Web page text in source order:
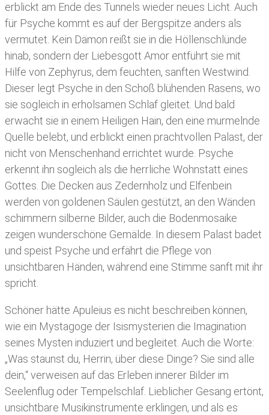
erblickt am Ende des Tunnels wieder neues Licht. Auch
für Psyche kommt es auf der Bergspitze anders als
vermutet. Kein Dämon reißt sie in die Höllenschlünde
hinab, sondern der Liebesgott Amor entführt sie mit
Hilfe von Zephyrus, dem feuchten, sanften Westwind.
Dieser legt Psyche in den Schoß blühenden Rasens, wo
sie sogleich in erholsamen Schlaf gleitet. Und bald
erwacht sie in einem Heiligen Hain, den eine murmelnde
Quelle belebt, und erblickt einen prachtvollen Palast, der
nicht von Menschenhand errichtet wurde. Psyche
erkennt ihn sogleich als die herrliche Wohnstatt eines
Gottes. Die Decken aus Zedernholz und Elfenbein
werden von goldenen Säulen gestützt, an den Wänden
schimmern silberne Bilder, auch die Bodenmosaike
zeigen wunderschöne Gemälde. In diesem Palast badet
und speist Psyche und erfährt die Pflege von
unsichtbaren Händen, während eine Stimme sanft mit ihr
spricht.
Schöner hätte Apuleius es nicht beschreiben können,
wie ein Mystagoge der Isismysterien die Imagination
seines Mysten induziert und begleitet. Auch die Worte:
„Was staunst du, Herrin, über diese Dinge? Sie sind alle
dein,“ verweisen auf das Erleben innerer Bilder im
Seelenflug oder Tempelschlaf. Lieblicher Gesang ertönt,
unsichtbare Musikinstrumente erklingen, und als es